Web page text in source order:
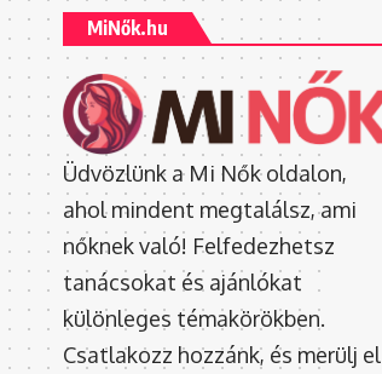
MiNők.hu
Üdvözlünk a Mi Nők oldalon,
ahol mindent megtalálsz, ami
nőknek való! Felfedezhetsz
tanácsokat és ajánlókat
különleges témakörökben.
Csatlakozz hozzánk, és merülj el